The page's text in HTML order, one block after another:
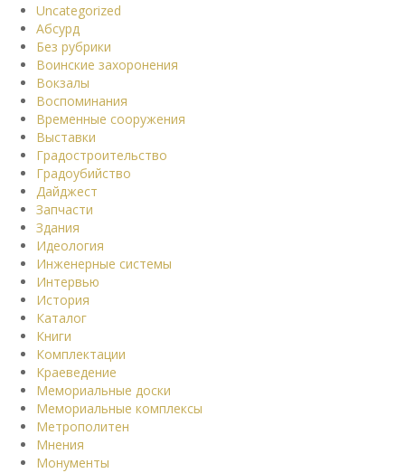
Uncategorized
Абсурд
Без рубрики
Воинские захоронения
Вокзалы
Воспоминания
Временные сооружения
Выставки
Градостроительство
Градоубийство
Дайджест
Запчасти
Здания
Идеология
Инженерные системы
Интервью
История
Каталог
Книги
Комплектации
Краеведение
Мемориальные доски
Мемориальные комплексы
Метрополитен
Мнения
Монументы